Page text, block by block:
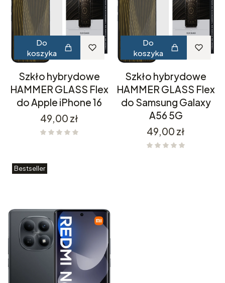
Do
koszyka
Szkło hybrydowe
HAMMER GLASS Flex
do Apple iPhone 16
Cena
49,00 zł
Do
koszyka
Szkło hybrydowe
HAMMER GLASS Flex
do Samsung Galaxy
A56 5G
Cena
49,00 zł
Bestseller